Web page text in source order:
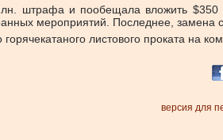
штрафа и пообещала вложить $350
мероприятий. Последнее, замена
листового проката на
версия для